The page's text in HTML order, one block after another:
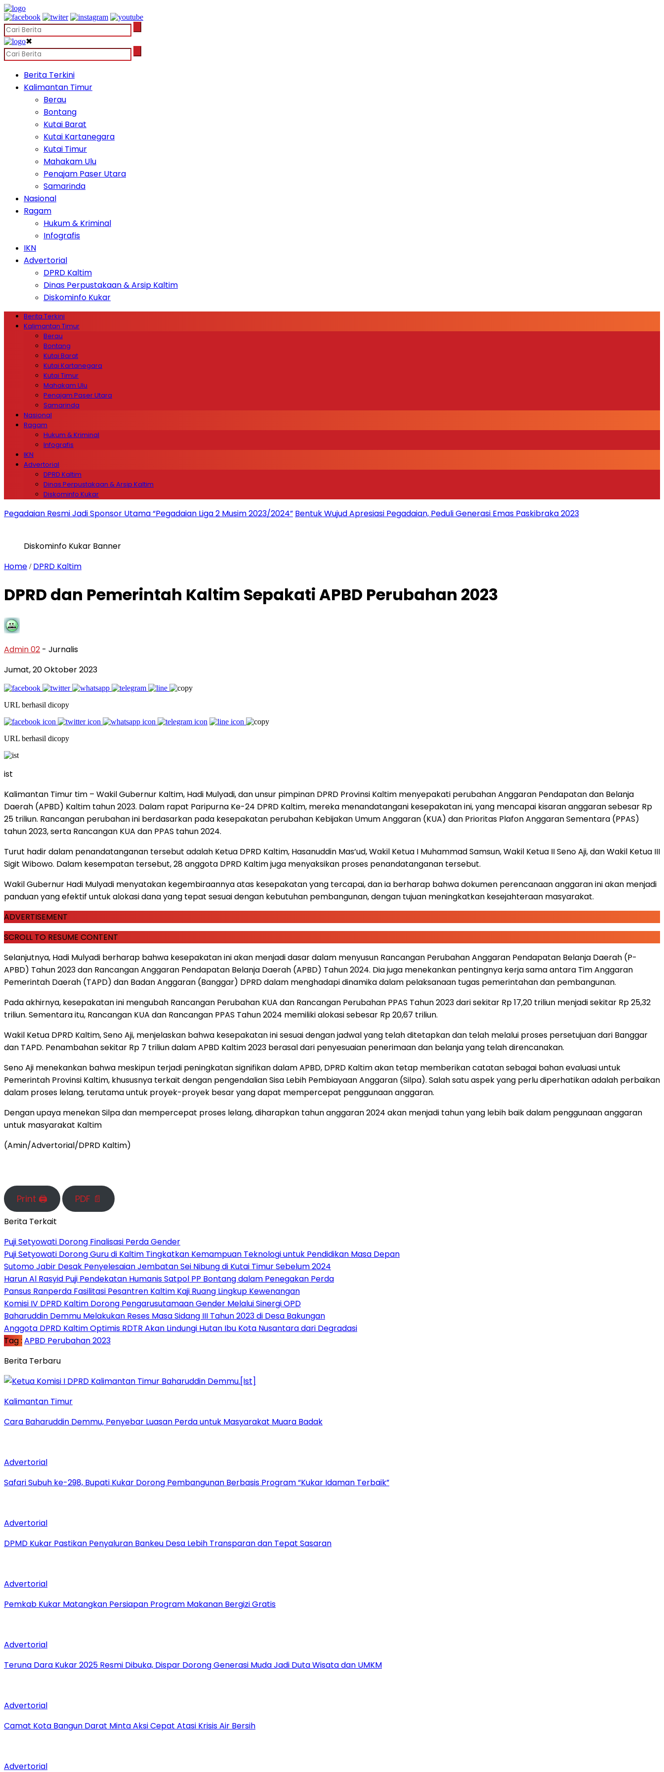
✖
Berita Terkini
Kalimantan Timur
Berau
Bontang
Kutai Barat
Kutai Kartanegara
Kutai Timur
Mahakam Ulu
Penajam Paser Utara
Samarinda
Nasional
Ragam
Hukum & Kriminal
Infografis
IKN
Advertorial
DPRD Kaltim
Dinas Perpustakaan & Arsip Kaltim
Diskominfo Kukar
Berita Terkini
Kalimantan Timur
Berau
Bontang
Kutai Barat
Kutai Kartanegara
Kutai Timur
Mahakam Ulu
Penajam Paser Utara
Samarinda
Nasional
Ragam
Hukum & Kriminal
Infografis
IKN
Advertorial
DPRD Kaltim
Dinas Perpustakaan & Arsip Kaltim
Diskominfo Kukar
Pegadaian Resmi Jadi Sponsor Utama “Pegadaian Liga 2 Musim 2023/2024” Bentuk Wujud Apresiasi Pegadaian, Peduli Generasi Emas Paskibraka 2023
Diskominfo Kukar Banner
Home / DPRD Kaltim
DPRD dan Pemerintah Kaltim Sepakati APBD Perubahan 2023
Admin 02 - Jurnalis
Jumat, 20 Oktober 2023
URL berhasil dicopy
URL berhasil dicopy
ist
Kalimantan Timur tim – Wakil Gubernur Kaltim, Hadi Mulyadi, dan unsur pimpinan DPRD Provinsi Kaltim menyepakati perubahan Anggaran Pendapatan dan Belanja
Daerah (APBD) Kaltim tahun 2023. Dalam rapat Paripurna Ke-24 DPRD Kaltim, mereka menandatangani kesepakatan ini, yang mencapai kisaran anggaran sebesar Rp
25 triliun. Rancangan perubahan ini berdasarkan pada kesepakatan perubahan Kebijakan Umum Anggaran (KUA) dan Prioritas Plafon Anggaran Sementara (PPAS)
tahun 2023, serta Rancangan KUA dan PPAS tahun 2024.
Turut hadir dalam penandatanganan tersebut adalah Ketua DPRD Kaltim, Hasanuddin Mas’ud, Wakil Ketua I Muhammad Samsun, Wakil Ketua II Seno Aji, dan Wakil Ketua III
Sigit Wibowo. Dalam kesempatan tersebut, 28 anggota DPRD Kaltim juga menyaksikan proses penandatanganan tersebut.
Wakil Gubernur Hadi Mulyadi menyatakan kegembiraannya atas kesepakatan yang tercapai, dan ia berharap bahwa dokumen perencanaan anggaran ini akan menjadi
panduan yang efektif untuk alokasi dana yang tepat sesuai dengan kebutuhan pembangunan, dengan tujuan meningkatkan kesejahteraan masyarakat.
ADVERTISEMENT
SCROLL TO RESUME CONTENT
Selanjutnya, Hadi Mulyadi berharap bahwa kesepakatan ini akan menjadi dasar dalam menyusun Rancangan Perubahan Anggaran Pendapatan Belanja Daerah (P-
APBD) Tahun 2023 dan Rancangan Anggaran Pendapatan Belanja Daerah (APBD) Tahun 2024. Dia juga menekankan pentingnya kerja sama antara Tim Anggaran
Pemerintah Daerah (TAPD) dan Badan Anggaran (Banggar) DPRD dalam menghadapi dinamika dalam pelaksanaan tugas pemerintahan dan pembangunan.
Pada akhirnya, kesepakatan ini mengubah Rancangan Perubahan KUA dan Rancangan Perubahan PPAS Tahun 2023 dari sekitar Rp 17,20 triliun menjadi sekitar Rp 25,32
triliun. Sementara itu, Rancangan KUA dan Rancangan PPAS Tahun 2024 memiliki alokasi sebesar Rp 20,67 triliun.
Wakil Ketua DPRD Kaltim, Seno Aji, menjelaskan bahwa kesepakatan ini sesuai dengan jadwal yang telah ditetapkan dan telah melalui proses persetujuan dari Banggar
dan TAPD. Penambahan sekitar Rp 7 triliun dalam APBD Kaltim 2023 berasal dari penyesuaian penerimaan dan belanja yang telah direncanakan.
Seno Aji menekankan bahwa meskipun terjadi peningkatan signifikan dalam APBD, DPRD Kaltim akan tetap memberikan catatan sebagai bahan evaluasi untuk
Pemerintah Provinsi Kaltim, khususnya terkait dengan pengendalian Sisa Lebih Pembiayaan Anggaran (Silpa). Salah satu aspek yang perlu diperhatikan adalah perbaikan
dalam proses lelang, terutama untuk proyek-proyek besar yang dapat mempercepat penggunaan anggaran.
Dengan upaya menekan Silpa dan mempercepat proses lelang, diharapkan tahun anggaran 2024 akan menjadi tahun yang lebih baik dalam penggunaan anggaran
untuk masyarakat Kaltim
(Amin/Advertorial/DPRD Kaltim)
Print 🖨 PDF 📄
Berita Terkait
Puji Setyowati Dorong Finalisasi Perda Gender
Puji Setyowati Dorong Guru di Kaltim Tingkatkan Kemampuan Teknologi untuk Pendidikan Masa Depan
Sutomo Jabir Desak Penyelesaian Jembatan Sei Nibung di Kutai Timur Sebelum 2024
Harun Al Rasyid Puji Pendekatan Humanis Satpol PP Bontang dalam Penegakan Perda
Pansus Ranperda Fasilitasi Pesantren Kaltim Kaji Ruang Lingkup Kewenangan
Komisi IV DPRD Kaltim Dorong Pengarusutamaan Gender Melalui Sinergi OPD
Baharuddin Demmu Melakukan Reses Masa Sidang III Tahun 2023 di Desa Bakungan
Anggota DPRD Kaltim Optimis RDTR Akan Lindungi Hutan Ibu Kota Nusantara dari Degradasi
Tag : APBD Perubahan 2023
Berita Terbaru
Kalimantan Timur
Cara Baharuddin Demmu, Penyebar Luasan Perda untuk Masyarakat Muara Badak
Advertorial
Safari Subuh ke-298, Bupati Kukar Dorong Pembangunan Berbasis Program “Kukar Idaman Terbaik”
Advertorial
DPMD Kukar Pastikan Penyaluran Bankeu Desa Lebih Transparan dan Tepat Sasaran
Advertorial
Pemkab Kukar Matangkan Persiapan Program Makanan Bergizi Gratis
Advertorial
Teruna Dara Kukar 2025 Resmi Dibuka, Dispar Dorong Generasi Muda Jadi Duta Wisata dan UMKM
Advertorial
Camat Kota Bangun Darat Minta Aksi Cepat Atasi Krisis Air Bersih
Advertorial